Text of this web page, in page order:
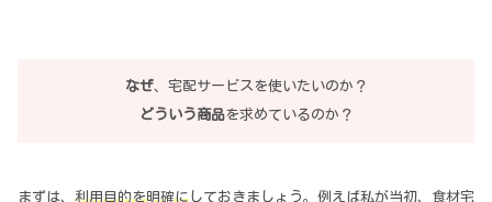
なぜ、宅配サービスを使いたいのか？
どういう商品を求めているのか？
まずは、 利用目的を明確にしておきましょう。例えば私が当初、食材宅